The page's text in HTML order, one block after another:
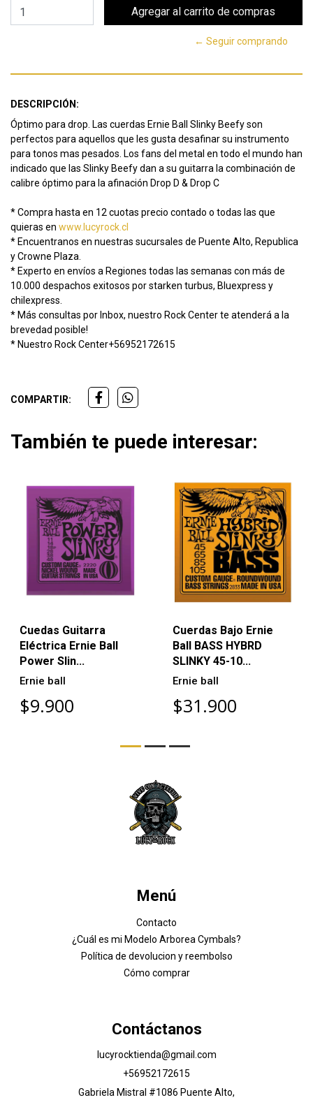
← Seguir comprando
DESCRIPCIÓN:
Óptimo para drop. Las cuerdas Ernie Ball Slinky Beefy son
perfectos para aquellos que les gusta desafinar su instrumento
para tonos mas pesados. Los fans del metal en todo el mundo han
indicado que las Slinky Beefy dan a su guitarra la combinación de
calibre óptimo para la afinación Drop D & Drop C
* Compra hasta en 12 cuotas precio contado o todas las que
quieras en www.lucyrock.cl
* Encuentranos en nuestras sucursales de Puente Alto, Republica
y Crowne Plaza.
* Experto en envíos a Regiones todas las semanas con más de
10.000 despachos exitosos por starken turbus, Bluexpress y
chilexpress.
* Más consultas por Inbox, nuestro Rock Center te atenderá a la
brevedad posible!
* Nuestro Rock Center+56952172615
COMPARTIR:
También te puede interesar:
Cuedas Guitarra
Eléctrica Ernie Ball
Power Slin...
Ernie ball
$9.900
Cuerdas Bajo Ernie
Ball BASS HYBRD
SLINKY 45-10...
Ernie ball
$31.900
Menú
Contacto
¿Cuál es mi Modelo Arborea Cymbals?
Política de devolucion y reembolso
Cómo comprar
Contáctanos
lucyrocktienda@gmail.com
+56952172615
Gabriela Mistral #1086 Puente Alto,